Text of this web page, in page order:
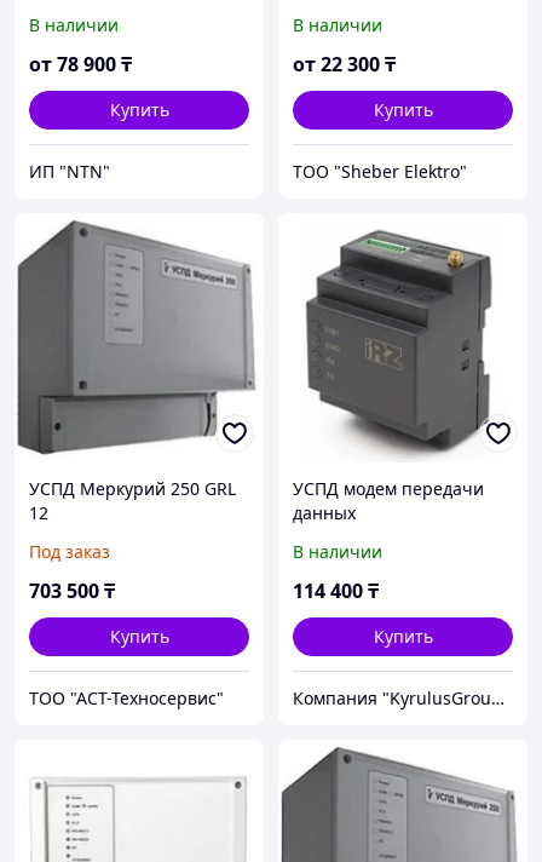
В наличии
от78 900₸
Купить
ИП "NTN"
В наличии
от22 300₸
Купить
ТОО "Sheber Elektro"
УСПД Меркурий 250 GRL
12
Под заказ
703 500₸
Купить
ТОО "АСТ-Техносервис"
УСПД модем передачи
данных
В наличии
114 400₸
Купить
Компания "KyrulusGroupCompany"